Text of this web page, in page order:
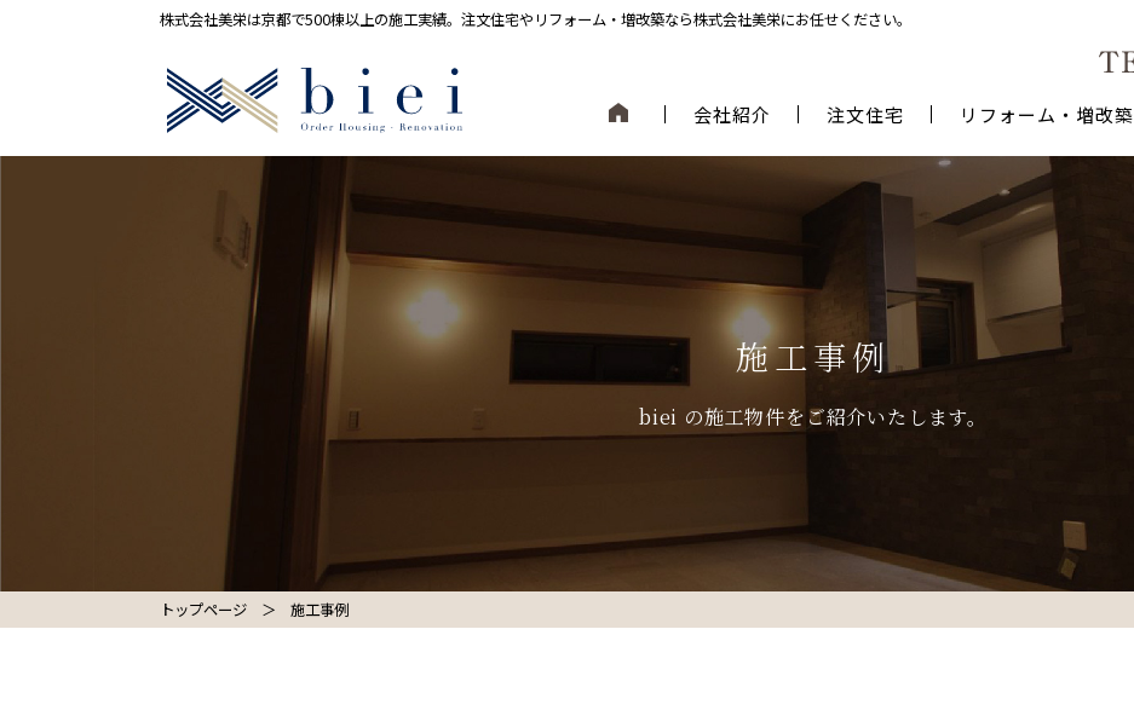
株式会社美栄は京都で500棟以上の施工実績。注文住宅やリフォーム・増改築なら株式会社美栄にお任せください。
会社紹介 注文住宅 リフォーム・増改築
施工事例
biei の施工物件をご紹介いたします。
トップページ ＞ 施工事例